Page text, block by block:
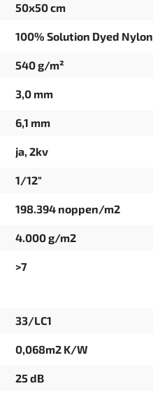
50x50 cm
100% Solution Dyed Nylon
540 g/m²
3,0 mm
6,1 mm
ja, 2kv
1/12"
198.394 noppen/m2
4.000 g/m2
>7
33/LC1
0,068m2 K/W
25 dB